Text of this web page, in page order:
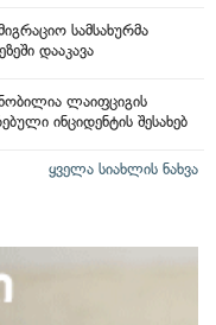
სამსახურმა
დააკავა
ლაიფციგის
ინციდენტის შესახებ
ყველა სიახლის ნახვა